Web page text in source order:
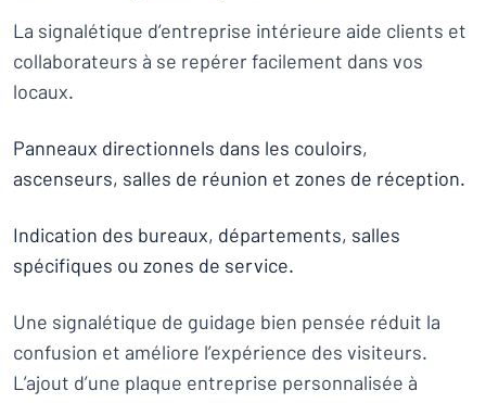
La signalétique d’entreprise intérieure aide clients et
collaborateurs à se repérer facilement dans vos
locaux.
Panneaux directionnels dans les couloirs,
ascenseurs, salles de réunion et zones de réception.
Indication des bureaux, départements, salles
spécifiques ou zones de service.
Une signalétique de guidage bien pensée réduit la
confusion et améliore l’expérience des visiteurs.
L’ajout d’une plaque entreprise personnalisée à